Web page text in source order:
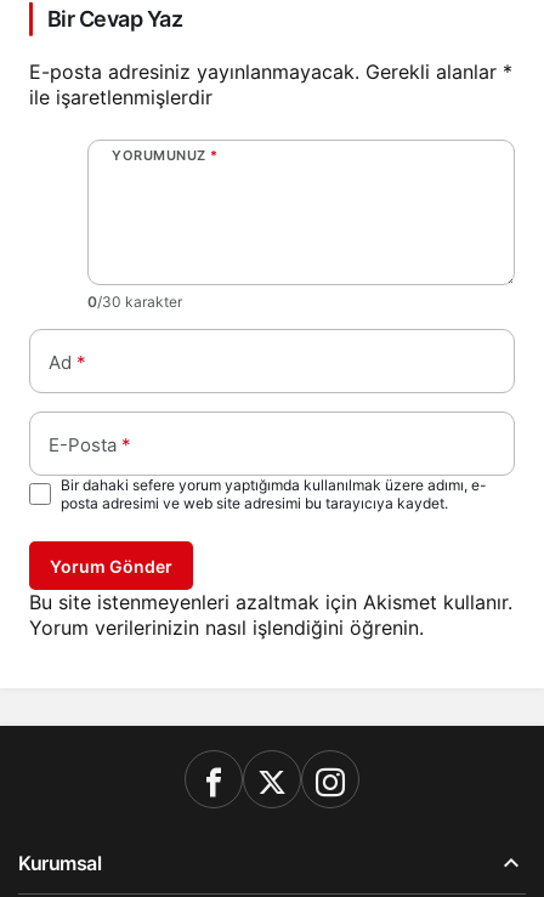
Bir Cevap Yaz
E-posta adresiniz yayınlanmayacak. Gerekli alanlar *
ile işaretlenmişlerdir
YORUMUNUZ *
0/30 karakter
Ad *
E-Posta *
Bir dahaki sefere yorum yaptığımda kullanılmak üzere adımı, e-
posta adresimi ve web site adresimi bu tarayıcıya kaydet.
Yorum Gönder
Bu site istenmeyenleri azaltmak için Akismet kullanır.
Yorum verilerinizin nasıl işlendiğini öğrenin.
Kurumsal